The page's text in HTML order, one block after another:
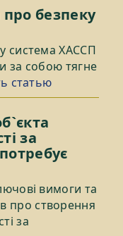
безпеку
система ХАССП
за собою тягне
статью
за
вимоги та
про створення
за